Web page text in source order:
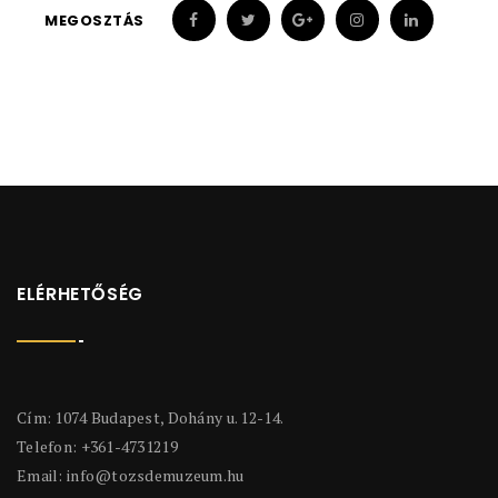
MEGOSZTÁS
ELÉRHETŐSÉG
Cím: 1074 Budapest, Dohány u. 12-14.
Telefon: +361-4731219
Email: info@tozsdemuzeum.hu